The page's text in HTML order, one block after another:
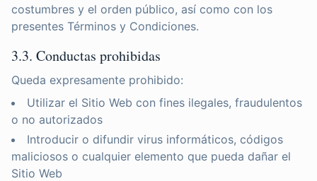
costumbres y el orden público, así como con los
presentes Términos y Condiciones.
3.3. Conductas prohibidas
Queda expresamente prohibido:
Utilizar el Sitio Web con fines ilegales, fraudulentos
o no autorizados
Introducir o difundir virus informáticos, códigos
maliciosos o cualquier elemento que pueda dañar el
Sitio Web